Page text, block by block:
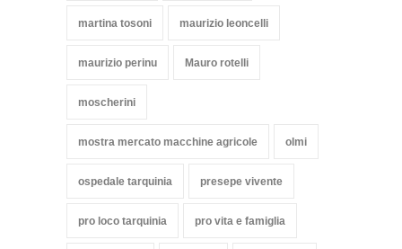
martina tosoni maurizio leoncelli
maurizio perinu Mauro rotelli
moscherini
mostra mercato macchine agricole olmi
ospedale tarquinia presepe vivente
pro loco tarquinia pro vita e famiglia